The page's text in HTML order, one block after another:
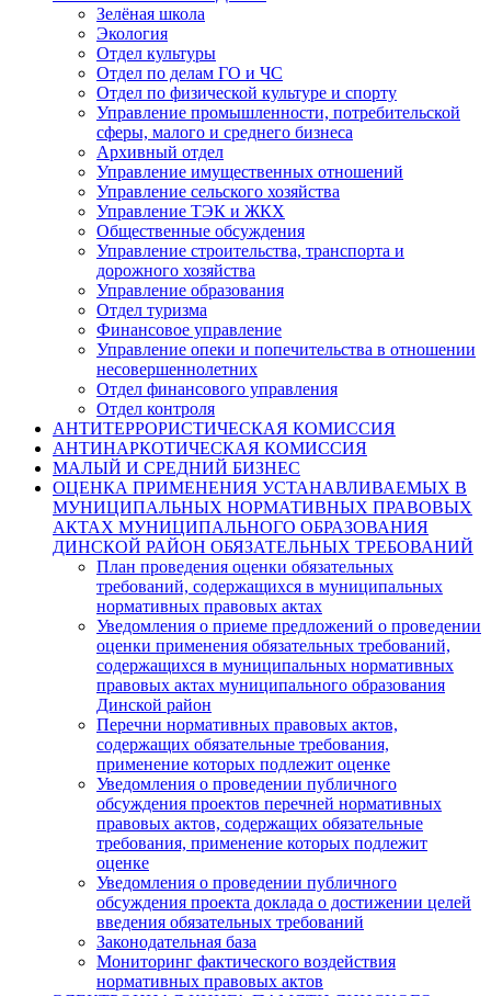
Зелёная школа
Экология
Отдел культуры
Отдел по делам ГО и ЧС
Отдел по физической культуре и спорту
Управление промышленности, потребительской
сферы, малого и среднего бизнеса
Архивный отдел
Управление имущественных отношений
Управление сельского хозяйства
Управление ТЭК и ЖКХ
Общественные обсуждения
Управление строительства, транспорта и
дорожного хозяйства
Управление образования
Отдел туризма
Финансовое управление
Управление опеки и попечительства в отношении
несовершеннолетних
Отдел финансового управления
Отдел контроля
АНТИТЕРРОРИСТИЧЕСКАЯ КОМИССИЯ
АНТИНАРКОТИЧЕСКАЯ КОМИССИЯ
МАЛЫЙ И СРЕДНИЙ БИЗНЕС
ОЦЕНКА ПРИМЕНЕНИЯ УСТАНАВЛИВАЕМЫХ В
МУНИЦИПАЛЬНЫХ НОРМАТИВНЫХ ПРАВОВЫХ
АКТАХ МУНИЦИПАЛЬНОГО ОБРАЗОВАНИЯ
ДИНСКОЙ РАЙОН ОБЯЗАТЕЛЬНЫХ ТРЕБОВАНИЙ
План проведения оценки обязательных
требований, содержащихся в муниципальных
нормативных правовых актах
Уведомления о приеме предложений о проведении
оценки применения обязательных требований,
содержащихся в муниципальных нормативных
правовых актах муниципального образования
Динской район
Перечни нормативных правовых актов,
содержащих обязательные требования,
применение которых подлежит оценке
Уведомления о проведении публичного
обсуждения проектов перечней нормативных
правовых актов, содержащих обязательные
требования, применение которых подлежит
оценке
Уведомления о проведении публичного
обсуждения проекта доклада о достижении целей
введения обязательных требований
Законодательная база
Мониторинг фактического воздействия
нормативных правовых актов